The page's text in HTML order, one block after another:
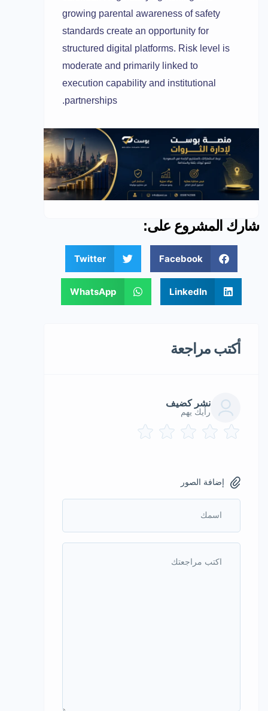
growing parental awareness of safety
standards create an opportunity for
structured digital platforms. Risk level is
moderate and primarily linked to
execution capability and institutional
partnerships.
شارك المشروع على:
Facebook
Twitter
LinkedIn
WhatsApp
أكتب مراجعة
نشر كضيف
رأيك يهم
إضافة الصور